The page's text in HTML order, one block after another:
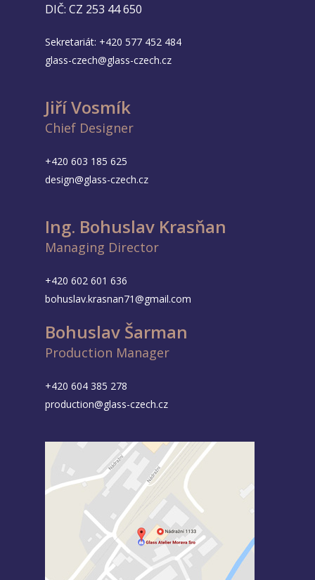
DIČ: CZ 253 44 650
Sekretariát: +420 577 452 484
glass-czech@glass-czech.cz
Jiří Vosmík
Chief Designer
+420 603 185 625
design@glass-czech.cz
Ing. Bohuslav Krasňan
Managing Director
+420 602 601 636
bohuslav.krasnan71@gmail.com
Bohuslav Šarman
Production Manager
+420 604 385 278
production@glass-czech.cz